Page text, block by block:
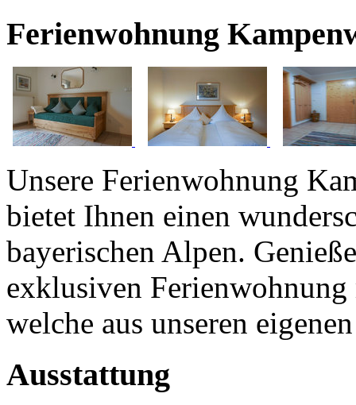
Ferienwohnung
Unsere Ferienwohnung
bietet Ihnen einen
bayerischen Alpen.
exklusiven
welche aus unseren
Ausstattung